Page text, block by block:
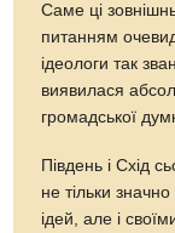
Саме ці
питанням
ідеологи так
виявилася
громадської
Південь і Схід
не тільки
ідей, але і